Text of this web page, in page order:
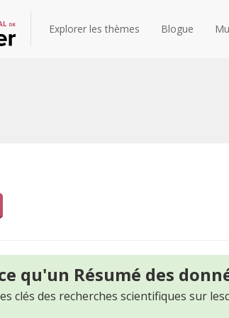
Explorer les thèmes Blogue
qu'un Résumé des
clés des recherches scientifiques sur